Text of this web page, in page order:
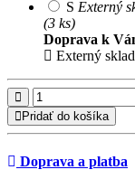
S Externý
(3 ks)
Doprava k
Externý
Pridať do košíka
Doprava a platba